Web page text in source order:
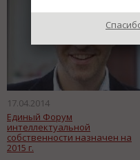
17.04.2014
Единый Форум
интеллектуальной
собственности назначен на
2015 г.